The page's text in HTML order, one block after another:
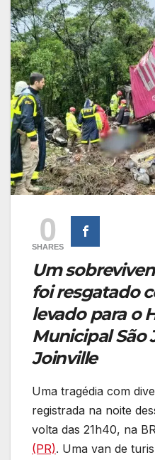
0
SHARES
Um
foi resgatado
levado para o
Municipal São
Joinville
Uma tragédia com
registrada na noite
volta das 21h40, na
(PR). Uma van de